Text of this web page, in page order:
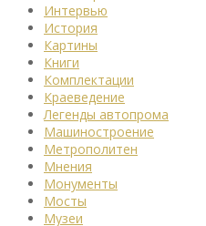
Интервью
История
Картины
Книги
Комплектации
Краеведение
Легенды автопрома
Машиностроение
Метрополитен
Мнения
Монументы
Мосты
Музеи